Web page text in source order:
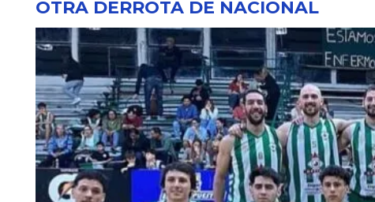
OTRA DERROTA DE NACIONAL
DESTACADAS,NOTICIAS,PRINCIPALES
SUNCA INVITA A
CELEBRAR EL DÍA DEL
NIÑO ESTE SÁBADO.